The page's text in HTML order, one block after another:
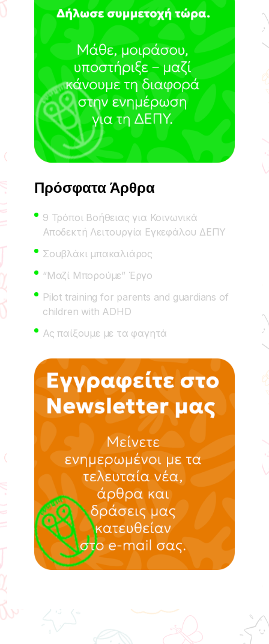
Πρόσφατα Άρθρα
9 Τρόποι Βοήθειας για Κοινωνικά
Αποδεκτή Λειτουργία Εγκεφάλου ΔΕΠΥ
Σουβλάκι μπακαλιάρος
“Μαζί Μπορούμε” Έργο
Pilot training for parents and guardians of
children with ADHD
Ας παίξουμε με τα φαγητά